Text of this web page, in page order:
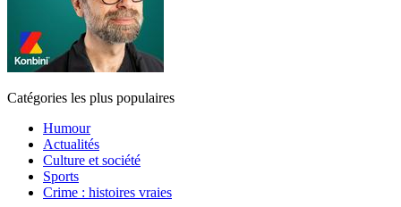
Catégories les plus populaires
Humour
Actualités
Culture et société
Sports
Crime : histoires vraies